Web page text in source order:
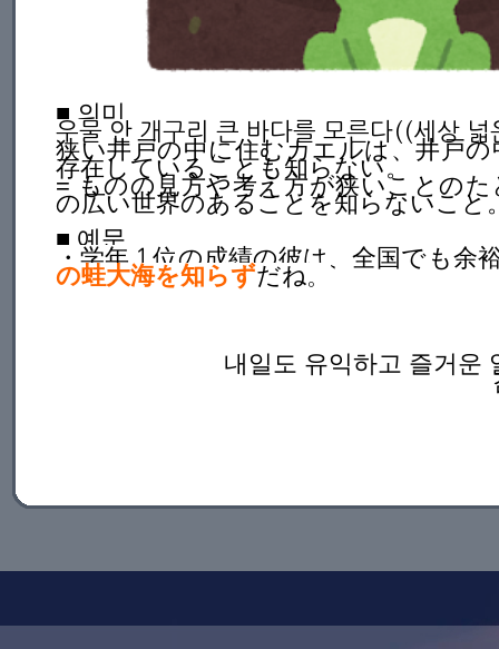
■ 의미
우물 안 개구리 큰 바다를 모른다((세상 넓
狭い井戸の中に住むカエルは、井戸
存在していることも知らない。
= ものの見方や考え方が狭いことの
の広い世界のあることを知らないこと
■ 예문
・学年１位の成績の彼は、全国でも
の蛙大海を知らずだね。
내일도 유익하고 즐거운